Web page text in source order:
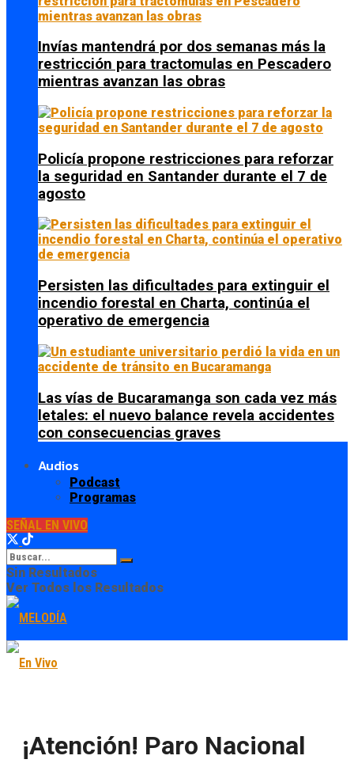
Invías mantendrá por dos semanas más la
restricción para tractomulas en Pescadero
mientras avanzan las obras
Policía propone restricciones para reforzar
la seguridad en Santander durante el 7 de
agosto
Persisten las dificultades para extinguir el
incendio forestal en Charta, continúa el
operativo de emergencia
Las vías de Bucaramanga son cada vez más
letales: el nuevo balance revela accidentes
con consecuencias graves
Audios
Podcast
Programas
SEÑAL EN VIVO
Sin Resultados
Ver Todos los Resultados
¡Atención! Paro Nacional